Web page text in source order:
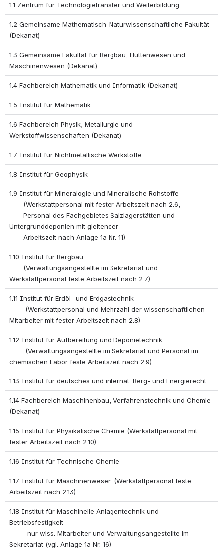
1.1 Zentrum für Technologietransfer und Weiterbildung
1.2 Gemeinsame Mathematisch-Naturwissenschaftliche Fakultät
(Dekanat)
1.3 Gemeinsame Fakultät für Bergbau, Hüttenwesen und
Maschinenwesen (Dekanat)
1.4 Fachbereich Mathematik und Informatik (Dekanat)
1.5 Institut für Mathematik
1.6 Fachbereich Physik, Metallurgie und
Werkstoffwissenschaften (Dekanat)
1.7 Institut für Nichtmetallische Werkstoffe
1.8 Institut für Geophysik
1.9 Institut für Mineralogie und Mineralische Rohstoffe
(Werkstattpersonal mit fester Arbeitszeit nach 2.6,
Personal des Fachgebietes Salzlagerstätten und
Untergrunddeponien mit gleitender
Arbeitszeit nach Anlage 1a Nr. 11)
1.10 Institut für Bergbau
(Verwaltungsangestellte im Sekretariat und
Werkstattpersonal feste Arbeitszeit nach 2.7)
1.11 Institut für Erdöl- und Erdgastechnik
(Werkstattpersonal und Mehrzahl der wissenschaftlichen
Mitarbeiter mit fester Arbeitszeit nach 2.8)
1.12 Institut für Aufbereitung und Deponietechnik
(Verwaltungsangestellte im Sekretariat und Personal im
chemischen Labor feste Arbeitszeit nach 2.9)
1.13 Institut für deutsches und internat. Berg- und Energierecht
1.14 Fachbereich Maschinenbau, Verfahrenstechnik und Chemie
(Dekanat)
1.15 Institut für Physikalische Chemie (Werkstattpersonal mit
fester Arbeitszeit nach 2.10)
1.16 Institut für Technische Chemie
1.17 Institut für Maschinenwesen (Werkstattpersonal feste
Arbeitszeit nach 2.13)
1.18 Institut für Maschinelle Anlagentechnik und
Betriebsfestigkeit
nur wiss. Mitarbeiter und Verwaltungsangestellte im
Sekretariat (vgl. Anlage 1a Nr. 16)